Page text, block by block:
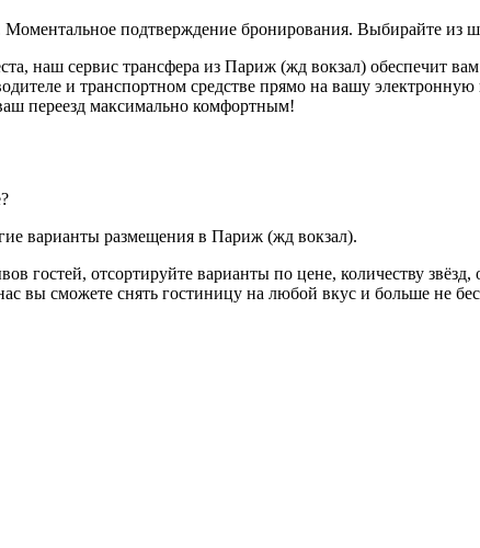
подтверждение бронирования. Выбирайте из
наш сервис трансфера из Париж (жд вокзал) обеспечит
и транспортном средстве прямо на вашу электронную
переезд максимально комфортным!
варианты размещения в Париж (жд вокзал).
гостей, отсортируйте варианты по цене, количеству
вы сможете снять гостиницу на любой вкус и больше не